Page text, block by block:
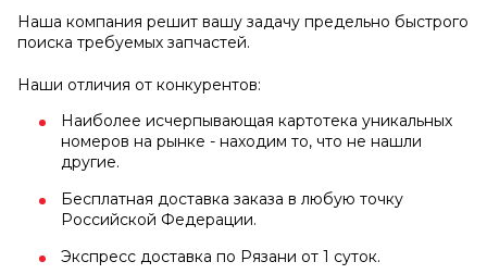
Наша компания решит вашу задачу предельно быстрого
поиска требуемых запчастей.
Наши отличия от конкурентов:
Наиболее исчерпывающая картотека уникальных
номеров на рынке - находим то, что не нашли
другие.
Бесплатная доставка заказа в любую точку
Российской Федерации.
Экспресс доставка по Рязани от 1 суток.